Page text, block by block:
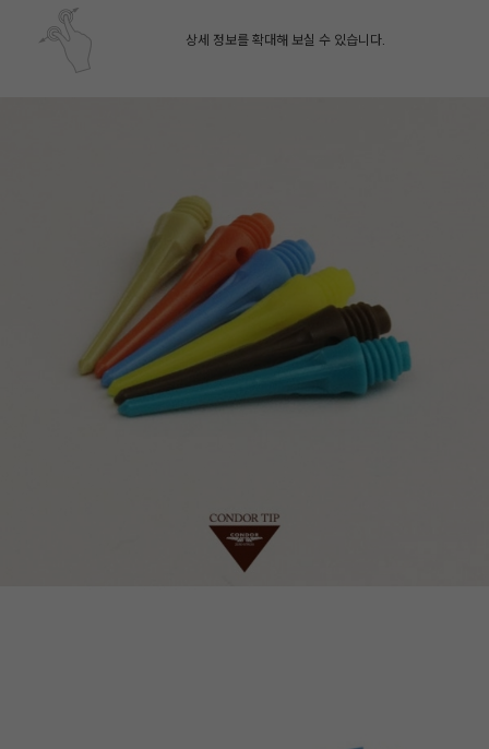
페이코 ID로 페
PAYCO 바로구매
상세 정보를 확대해 보실 수 있습니다.